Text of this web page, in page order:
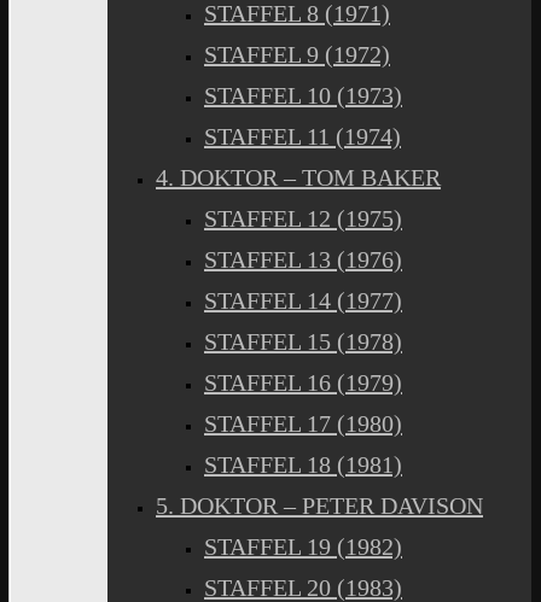
STAFFEL 8 (1971)
STAFFEL 9 (1972)
STAFFEL 10 (1973)
STAFFEL 11 (1974)
4. DOKTOR – TOM BAKER
STAFFEL 12 (1975)
STAFFEL 13 (1976)
STAFFEL 14 (1977)
STAFFEL 15 (1978)
STAFFEL 16 (1979)
STAFFEL 17 (1980)
STAFFEL 18 (1981)
5. DOKTOR – PETER DAVISON
STAFFEL 19 (1982)
STAFFEL 20 (1983)